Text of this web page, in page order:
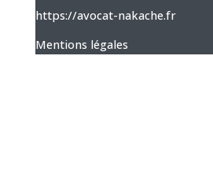
https://avocat-nakache.fr
Mentions légales